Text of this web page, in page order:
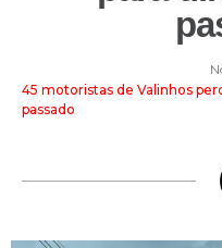
45 motoristas de Valinhos
passado